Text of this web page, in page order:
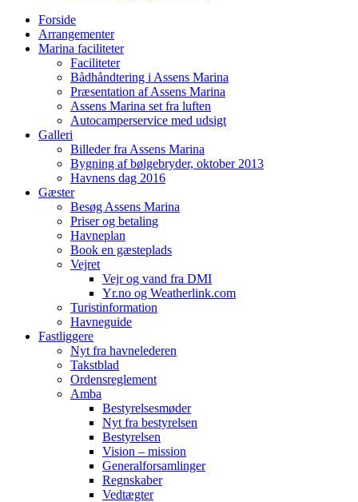
Forside
Arrangementer
Marina faciliteter
Faciliteter
Bådhåndtering i Assens Marina
Præsentation af Assens Marina
Assens Marina set fra luften
Autocamperservice med udsigt
Galleri
Billeder fra Assens Marina
Bygning af bølgebryder, oktober 2013
Havnens dag 2016
Gæster
Besøg Assens Marina
Priser og betaling
Havneplan
Book en gæsteplads
Vejret
Vejr og vand fra DMI
Yr.no og Weatherlink.com
Turistinformation
Havneguide
Fastliggere
Nyt fra havnelederen
Takstblad
Ordensreglement
Amba
Bestyrelsesmøder
Nyt fra bestyrelsen
Bestyrelsen
Vision – mission
Generalforsamlinger
Regnskaber
Vedtægter